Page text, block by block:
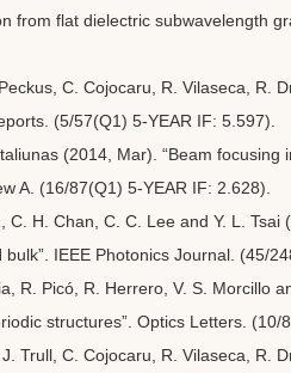
from flat dielectric subwavelength
C. Cojocaru, R. Vilaseca, R.
(5/57(Q1) 5-YEAR IF: 5.597).
(2014, Mar). “Beam
A. (16/87(Q1) 5-YEAR IF: 2.628).
C. H. Chan, C. C. Lee and Y. L.
IEEE Photonics Journal. (45/
R. Picó, R. Herrero, V. S. Morcillo
structures”. Optics Letters. (10/
Trull, C. Cojocaru, R. Vilaseca, R.